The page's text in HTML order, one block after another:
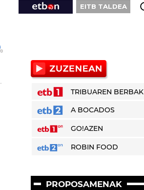
EITB TALDEA
TRIBUAREN BERBAK
A BOCADOS
GO!AZEN
ROBIN FOOD
PROPOSAMENAK